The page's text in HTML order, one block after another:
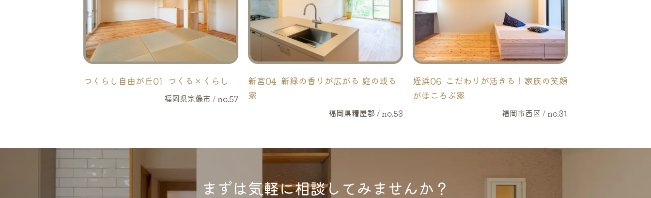
つくらし自由が丘01_つくる×くらし
福岡県宗像市 / no.57
新宮04_新緑の香りが広がる 庭の或る
家
福岡県糟屋郡 / no.53
姪浜06_こだわりが活きる！家族の笑顔
がほころぶ家
福岡市西区 / no.31
まずは気軽に相談してみませんか？